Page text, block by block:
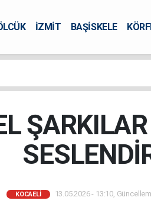
İZMİT BAŞİSKELE
KOCAELİ 13.05.2026 - 13:10,